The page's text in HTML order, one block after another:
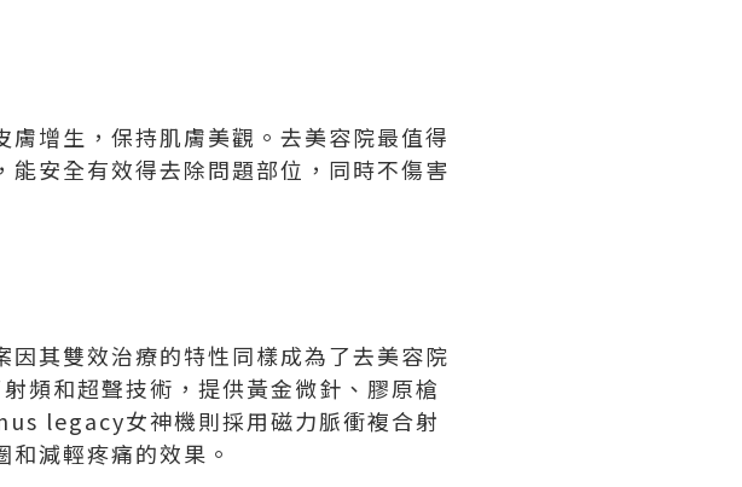
增生，保持肌膚美觀。去美容院最值得
安全有效得去除問題部位，同時不傷害
其雙效治療的特性同樣成為了去美容院
頻和超聲技術，提供黃金微針、膠原槍
legacy女神機則採用磁力脈衝複合射
減輕疼痛的效果。